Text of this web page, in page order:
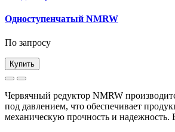
Одноступенчатый NMRW
По запросу
Купить
Червячный редуктор NMRW
под давлением, что обеспечивает
механическую прочность и надежность.